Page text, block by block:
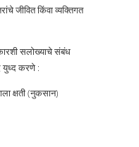
जीवित किंवा व्यक्तिगत
सलोख्याचे संबंध
युध्द करणे :
क्षती (नुकसान)